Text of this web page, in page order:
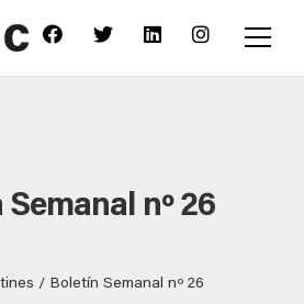
nº 26
Boletín Semanal nº 26